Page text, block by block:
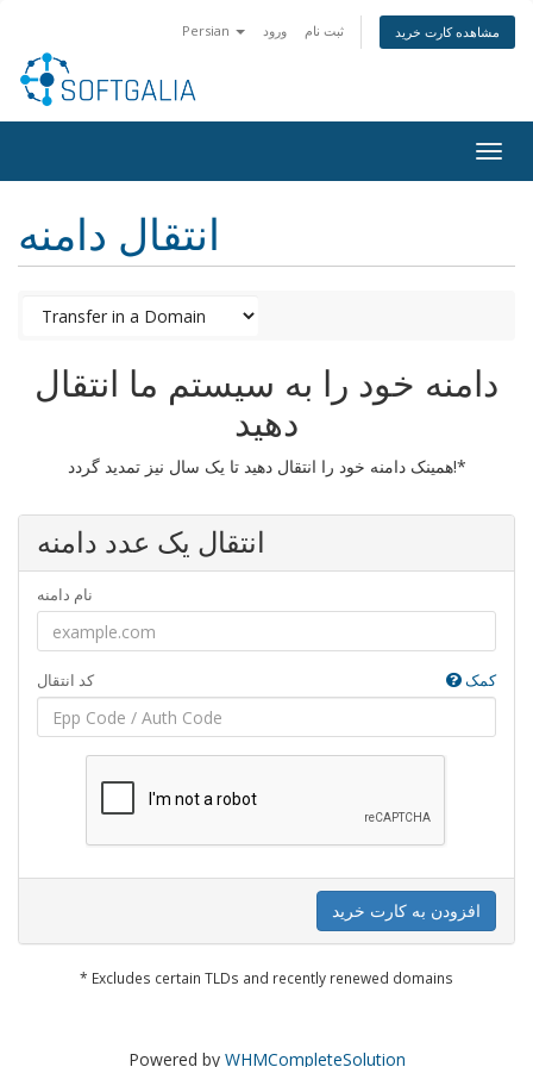
Persian ورود ثبت نام مشاهده کارت خرید
انتقال دامنه
دامنه خود را به سیستم ما انتقال
دهید
همینک دامنه خود را انتقال دهید تا یک سال نیز تمدید گردد!*
انتقال یک عدد دامنه
نام دامنه
کد انتقال کمک
افزودن به کارت خرید
* Excludes certain TLDs and recently renewed domains
Powered by WHMCompleteSolution